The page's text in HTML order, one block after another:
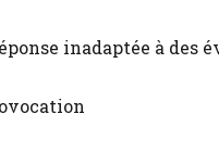
inadaptée à des